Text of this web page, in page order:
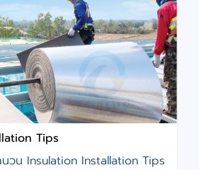
Tips
วน Insulation Installation Tips